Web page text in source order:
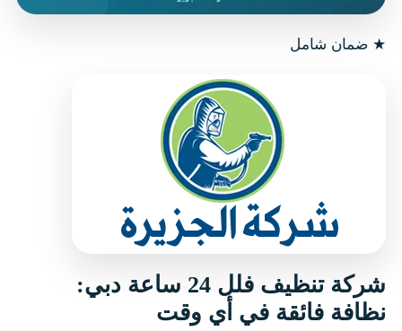
★ ضمان شامل
شركة تنظيف فلل 24 ساعة دبي:
نظافة فائقة في أي وقت